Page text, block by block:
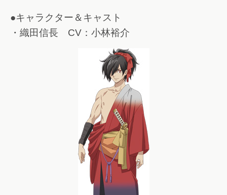
●キャラクター＆キャスト
・織田信長 CV：小林裕介